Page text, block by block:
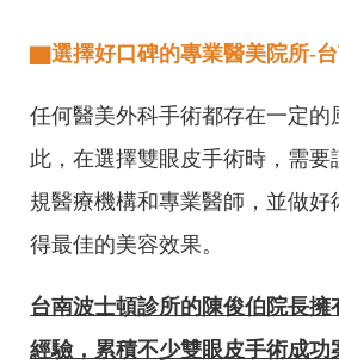
▇選擇好口碑的專業醫美院所-
任何醫美外科手術都存在一定的
此，在選擇雙眼皮手術時，需要
規醫療機構和專業醫師，並做好
得最佳的美容效果。
台南波士頓診所的陳俊伯院長擁
經驗，累積不少雙眼皮手術成功